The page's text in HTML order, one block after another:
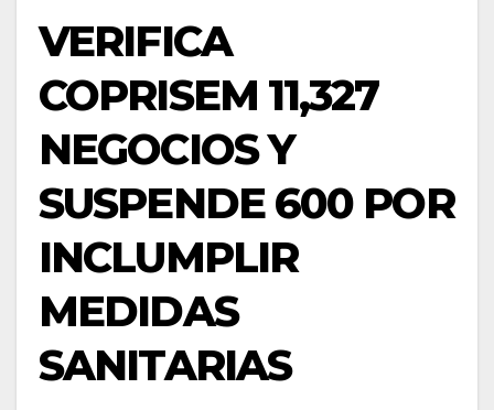
VERIFICA
COPRISEM 11,327
NEGOCIOS Y
SUSPENDE 600 POR
INCLUMPLIR
MEDIDAS
SANITARIAS